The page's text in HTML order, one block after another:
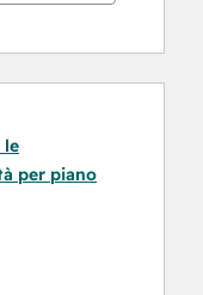
eliminando
di
le
per piano